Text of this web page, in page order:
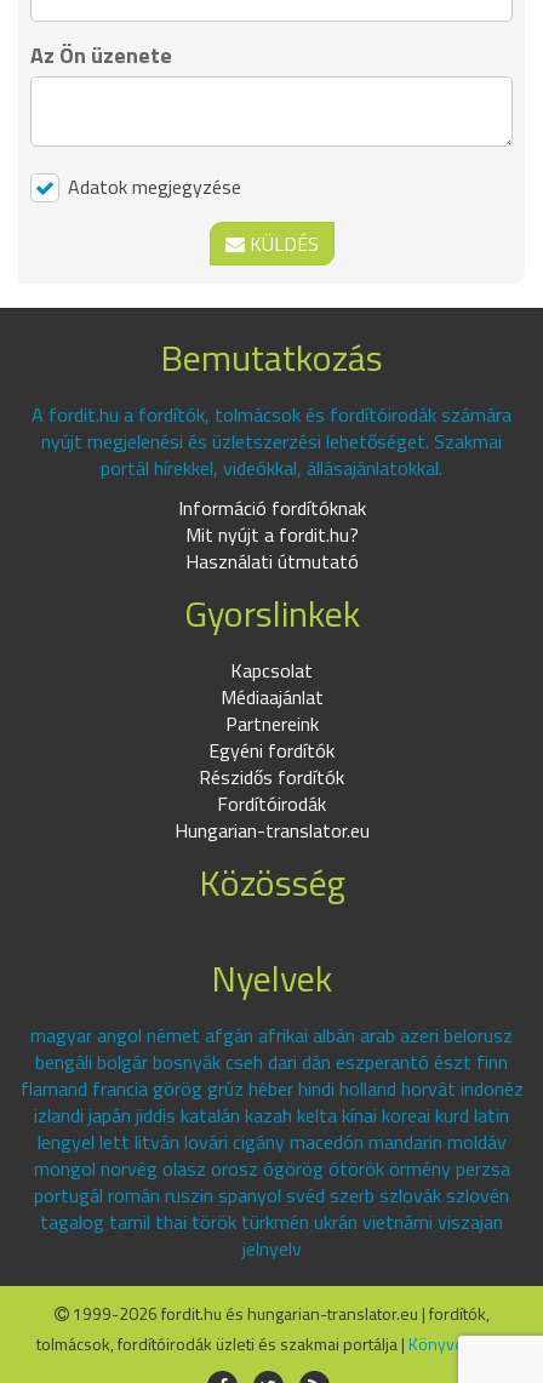
Az Ön üzenete
Adatok megjegyzése
KÜLDÉS
Bemutatkozás
A fordit.hu a fordítók, tolmácsok és fordítóirodák számára
nyújt megjelenési és üzletszerzési lehetőséget. Szakmai
portál hírekkel, videókkal, állásajánlatokkal.
Információ fordítóknak
Mit nyújt a fordit.hu?
Használati útmutató
Gyorslinkek
Kapcsolat
Médiaajánlat
Partnereink
Egyéni fordítók
Részidős fordítók
Fordítóirodák
Hungarian-translator.eu
Közösség
Nyelvek
magyar angol német afgán afrikai albán arab azeri belorusz
bengáli bolgár bosnyák cseh dari dán eszperantó észt finn
flamand francia görög grúz héber hindi holland horvát indonéz
izlandi japán jiddis katalán kazah kelta kínai koreai kurd latin
lengyel lett litván lovári cigány macedón mandarin moldáv
mongol norvég olasz orosz ógörög ótörök örmény perzsa
portugál román ruszin spanyol svéd szerb szlovák szlovén
tagalog tamil thai török türkmén ukrán vietnámi viszajan
jelnyelv
1999-2026 fordit.hu és hungarian-translator.eu | fordítók,
tolmácsok, fordítóirodák üzleti és szakmai portálja | Könyvelők.hu